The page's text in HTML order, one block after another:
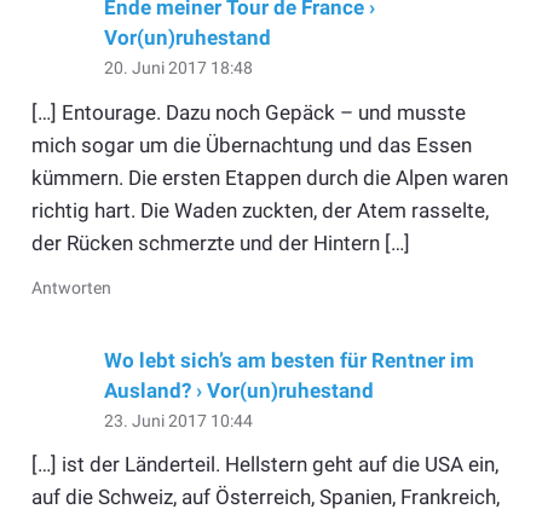
Ende meiner Tour de France ›
Vor(un)ruhestand
20. Juni 2017 18:48
[…] Entourage. Dazu noch Gepäck – und musste
mich sogar um die Übernachtung und das Essen
kümmern. Die ersten Etappen durch die Alpen waren
richtig hart. Die Waden zuckten, der Atem rasselte,
der Rücken schmerzte und der Hintern […]
Antworten
Wo lebt sich’s am besten für Rentner im
Ausland? › Vor(un)ruhestand
23. Juni 2017 10:44
[…] ist der Länderteil. Hellstern geht auf die USA ein,
auf die Schweiz, auf Österreich, Spanien, Frankreich,